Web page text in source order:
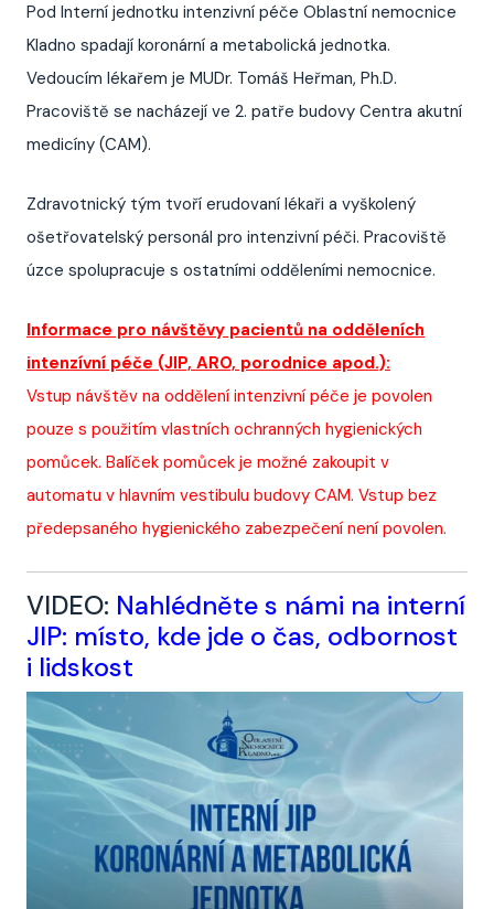
Pod Interní jednotku intenzivní péče Oblastní nemocnice
Kladno spadají koronární a metabolická jednotka.
Vedoucím lékařem je MUDr. Tomáš Heřman, Ph.D.
Pracoviště se nacházejí ve 2. patře budovy Centra akutní
medicíny (CAM).
Zdravotnický tým tvoří erudovaní lékaři a vyškolený
ošetřovatelský personál pro intenzivní péči. Pracoviště
úzce spolupracuje s ostatními odděleními nemocnice.
Informace pro návštěvy pacientů na odděleních
intenzívní péče (JIP, ARO, porodnice apod.):
Vstup návštěv na oddělení intenzivní péče je povolen
pouze s použitím vlastních ochranných hygienických
pomůcek. Balíček pomůcek je možné zakoupit v
automatu v hlavním vestibulu budovy CAM. Vstup bez
předepsaného hygienického zabezpečení není povolen.
VIDEO: Nahlédněte s námi na interní
JIP: místo, kde jde o čas, odbornost
i lidskost